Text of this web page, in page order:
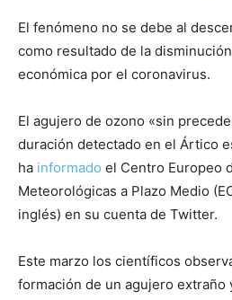
El fenómeno no se debe al
como resultado de la
económica por el coronavirus.
El agujero de ozono «sin
duración detectado en el Ártico
ha informado el Centro Europeo
Meteorológicas a Plazo Medio
inglés) en su cuenta de Twitter.
Este marzo los científicos
formación de un agujero extraño